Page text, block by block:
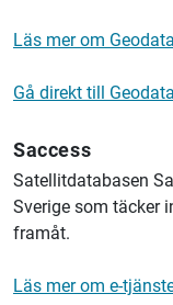
Läs mer om
Gå direkt till
Saccess
Satellitdatabasen
Sverige som täcker
framåt.
Läs mer om e-